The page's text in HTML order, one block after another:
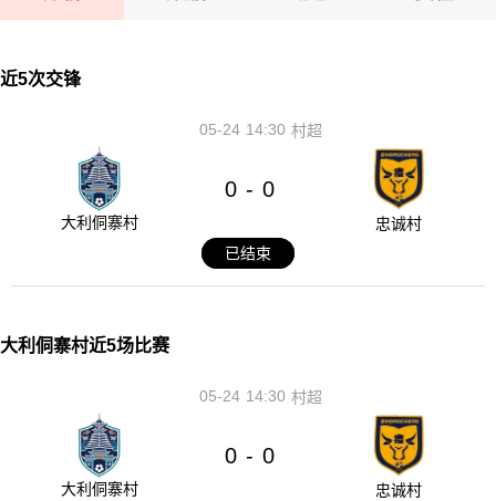
近5次交锋
14:30
05-24 村超
大利侗寨村
0 - 0
忠诚村
已结束
大利侗寨村近5场比赛
14:30
05-24 村超
大利侗寨村
0 - 0
忠诚村